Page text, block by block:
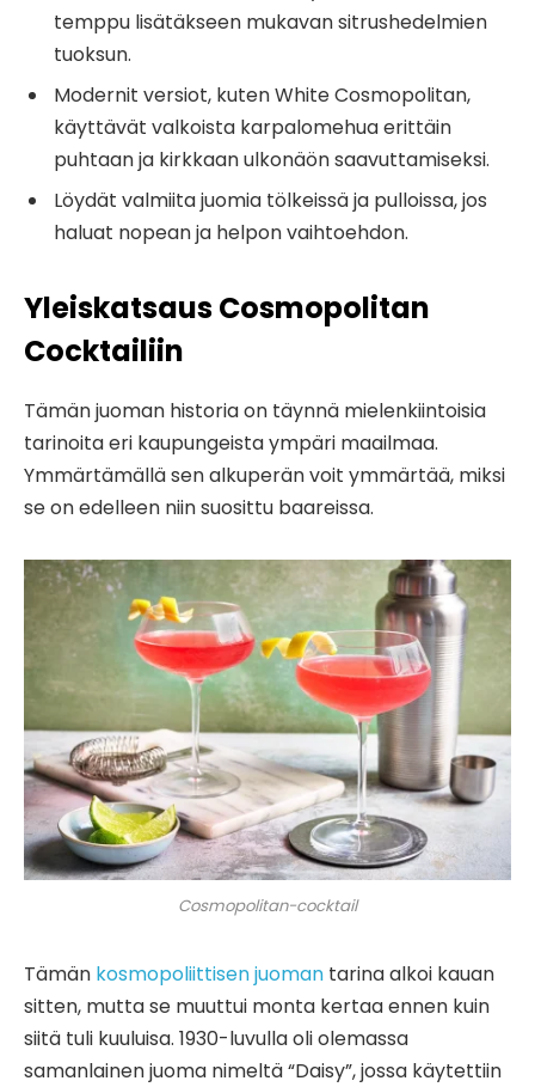
temppu lisätäkseen mukavan sitrushedelmien
tuoksun.
Modernit versiot, kuten White Cosmopolitan,
käyttävät valkoista karpalomehua erittäin
puhtaan ja kirkkaan ulkonäön saavuttamiseksi.
Löydät valmiita juomia tölkeissä ja pulloissa, jos
haluat nopean ja helpon vaihtoehdon.
Yleiskatsaus Cosmopolitan
Cocktailiin
Tämän juoman historia on täynnä mielenkiintoisia
tarinoita eri kaupungeista ympäri maailmaa.
Ymmärtämällä sen alkuperän voit ymmärtää, miksi
se on edelleen niin suosittu baareissa.
Cosmopolitan-cocktail
Tämän kosmopoliittisen juoman tarina alkoi kauan
sitten, mutta se muuttui monta kertaa ennen kuin
siitä tuli kuuluisa. 1930-luvulla oli olemassa
samanlainen juoma nimeltä “Daisy”, jossa käytettiin